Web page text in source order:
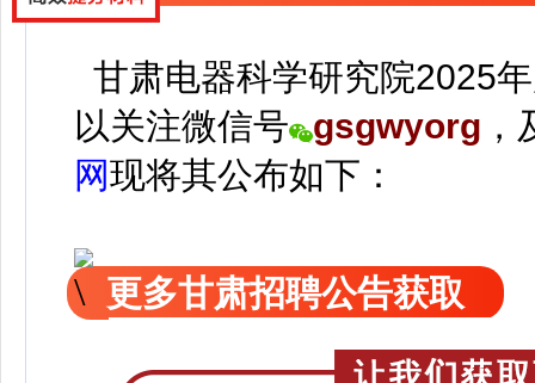
甘肃电器科学研究院2025
以关注微信号 gsgwyorg ，
网现将其公布如下：
更多甘肃招聘公告获取